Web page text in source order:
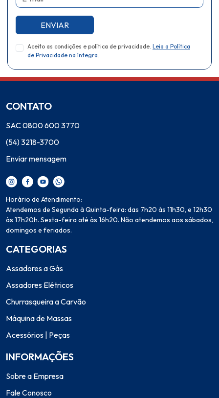
ENVIAR
Aceito as condições e política de privacidade. Leia a Política
de Privacidade na íntegra.
CONTATO
SAC 0800 600 3770
(54) 3218-3700
Enviar mensagem
Horário de Atendimento:
Atendemos de Segunda à Quinta-feira: das 7h20 às 11h30, e 12h30
às 17h20h. Sexta-feira até às 16h20. Não atendemos aos sábados,
domingos e feriados.
CATEGORIAS
Assadores a Gás
Assadores Elétricos
Churrasqueira a Carvão
Máquina de Massas
Acessórios | Peças
INFORMAÇÕES
Sobre a Empresa
Fale Conosco